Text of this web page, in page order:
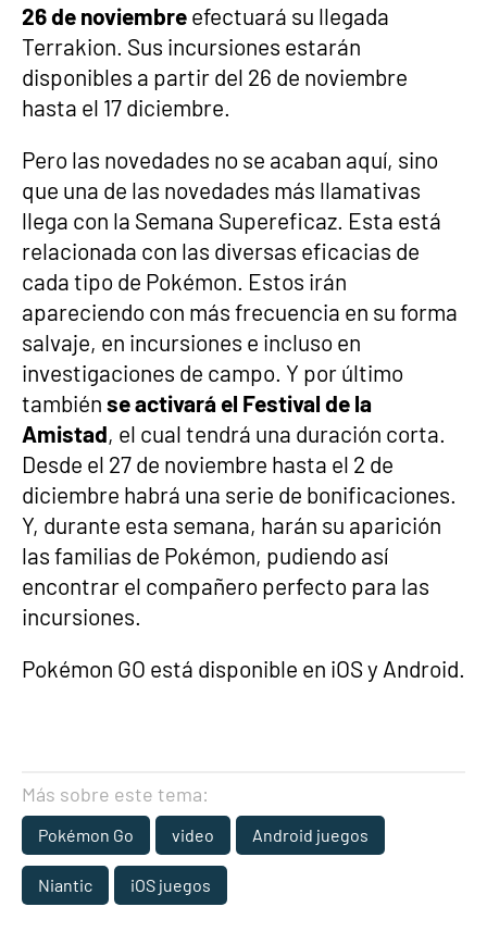
26 de noviembre efectuará su llegada
Terrakion. Sus incursiones estarán
disponibles a partir del 26 de noviembre
hasta el 17 diciembre.
Pero las novedades no se acaban aquí, sino
que una de las novedades más llamativas
llega con la Semana Supereficaz. Esta está
relacionada con las diversas eficacias de
cada tipo de Pokémon. Estos irán
apareciendo con más frecuencia en su forma
salvaje, en incursiones e incluso en
investigaciones de campo. Y por último
también se activará el Festival de la
Amistad, el cual tendrá una duración corta.
Desde el 27 de noviembre hasta el 2 de
diciembre habrá una serie de bonificaciones.
Y, durante esta semana, harán su aparición
las familias de Pokémon, pudiendo así
encontrar el compañero perfecto para las
incursiones.
Pokémon GO está disponible en iOS y Android.
Más sobre este tema:
Pokémon Go video Android juegos
Niantic iOS juegos